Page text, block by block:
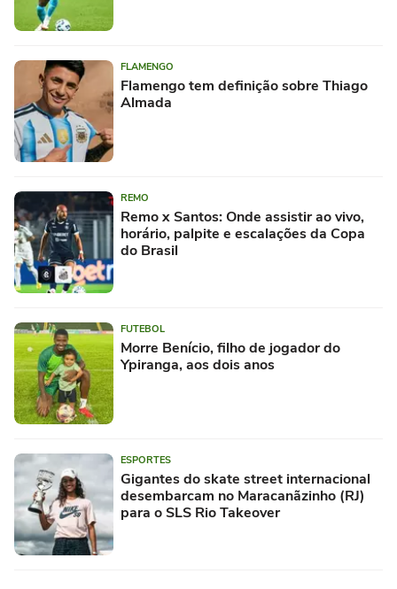
FLAMENGO
Flamengo tem definição sobre Thiago
Almada
REMO
Remo x Santos: Onde assistir ao vivo,
horário, palpite e escalações da Copa
do Brasil
FUTEBOL
Morre Benício, filho de jogador do
Ypiranga, aos dois anos
ESPORTES
Gigantes do skate street internacional
desembarcam no Maracanãzinho (RJ)
para o SLS Rio Takeover